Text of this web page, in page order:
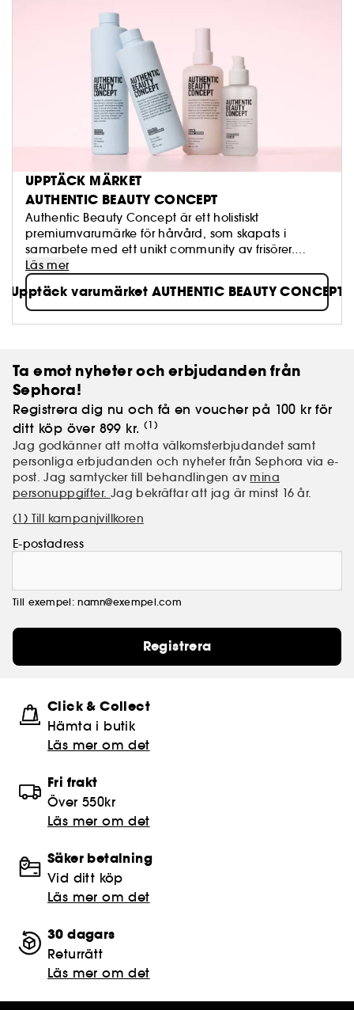
UPPTÄCK MÄRKET
AUTHENTIC BEAUTY CONCEPT
Authentic Beauty Concept är ett holistiskt
premiumvarumärke för hårvård, som skapats i
samarbete med ett unikt community av frisörer.
Vi tror på ingredienser med noga utvalt ursprung
och veganska(1)formler, utan sulfathaltiga tensider(2)
och silikoner. Vi tror att äkta skönhet är naturlig och
enkel. Utmaningen är att framhäva naturlig skönhet
Den äkta skönheten i ditt hår börjar här!
(1)utan ingredienser av animaliskt ursprung.
(2)som ofta förekommer i formler för badprodukter.
Läs mer
Upptäck varumärket AUTHENTIC BEAUTY CONCEPT
Ta emot nyheter och erbjudanden från
Sephora!
Registrera dig nu och få en voucher på 100 kr för
ditt köp över 899 kr. (1)
Jag godkänner att motta välkomsterbjudandet samt
personliga erbjudanden och nyheter från Sephora via e-
post. Jag samtycker till behandlingen av mina
personuppgifter. Jag bekräftar att jag är minst 16 år.
(1) Till kampanjvillkoren
E-postadress
Till exempel: namn@exempel.com
Registrera
Click & Collect
Hämta i butik​
Läs mer om det
Fri frakt
Över 550kr
Läs mer om det
Säker betalning
Vid ditt köp
Läs mer om det
30 dagars
Returrätt
Läs mer om det